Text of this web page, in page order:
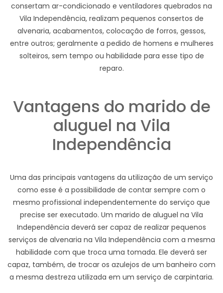
consertam ar-condicionado e ventiladores quebrados na
Vila Independência, realizam pequenos consertos de
alvenaria, acabamentos, colocação de forros, gessos,
entre outros; geralmente a pedido de homens e mulheres
solteiros, sem tempo ou habilidade para esse tipo de
reparo.
Vantagens do marido de
aluguel na Vila
Independência
Uma das principais vantagens da utilização de um serviço
como esse é a possibilidade de contar sempre com o
mesmo profissional independentemente do serviço que
precise ser executado. Um marido de aluguel na Vila
Independência deverá ser capaz de realizar pequenos
serviços de alvenaria na Vila Independência com a mesma
habilidade com que troca uma tomada. Ele deverá ser
capaz, também, de trocar os azulejos de um banheiro com
a mesma destreza utilizada em um serviço de carpintaria.